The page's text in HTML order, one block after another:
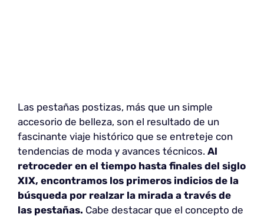
Las pestañas postizas, más que un simple
accesorio de belleza, son el resultado de un
fascinante viaje histórico que se entreteje con
tendencias de moda y avances técnicos. Al
retroceder en el tiempo hasta finales del siglo
XIX, encontramos los primeros indicios de la
búsqueda por realzar la mirada a través de
las pestañas. Cabe destacar que el concepto de